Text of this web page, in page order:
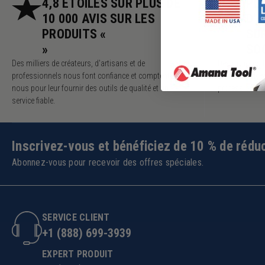
4,8 ÉTOILES SUR PLUS DE
10 000 AVIS SUR LES
PRODUITS «
»
Des milliers de créateurs, d'artisans et de
professionnels nous font confiance et comptent sur
nous pour leur fournir des outils de qualité et un
service fiable.
Des millions
expansion,
Inscrivez-vous et bénéficiez de 10 % de
Abonnez-vous pour recevoir des offres spéciales.
SERVICE CLIENT
+1 (888) 699-3939
EXPERT PRODUIT